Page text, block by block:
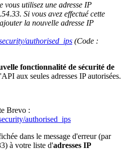
vous utilisez une adresse IP
Si vous avez effectué cette
la nouvelle adresse IP
authorised_ips (Code :
fonctionnalité de sécurité de
aux seules adresses IP autorisées.
Brevo :
authorised_ips
dans le message d'erreur (par
à votre liste d'adresses IP